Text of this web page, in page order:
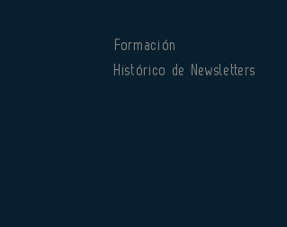
Formación
Histórico de Newsletters